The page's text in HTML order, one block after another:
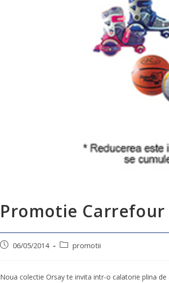
Promotie Carrefour
06/05/2014 promotii
Noua colectie Orsay te invita intr-o calatorie plina